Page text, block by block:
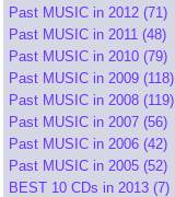
Past MUSIC in 2012 (71)
Past MUSIC in 2011 (48)
Past MUSIC in 2010 (79)
Past MUSIC in 2009 (118)
Past MUSIC in 2008 (119)
Past MUSIC in 2007 (56)
Past MUSIC in 2006 (42)
Past MUSIC in 2005 (52)
BEST 10 CDs in 2013 (7)